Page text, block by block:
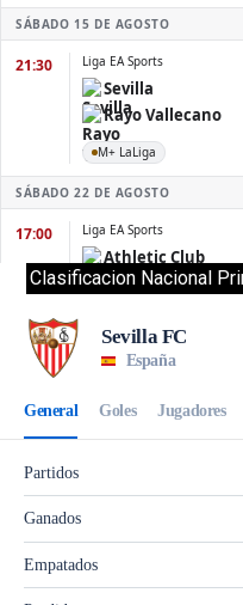
Clasificacion Nacional